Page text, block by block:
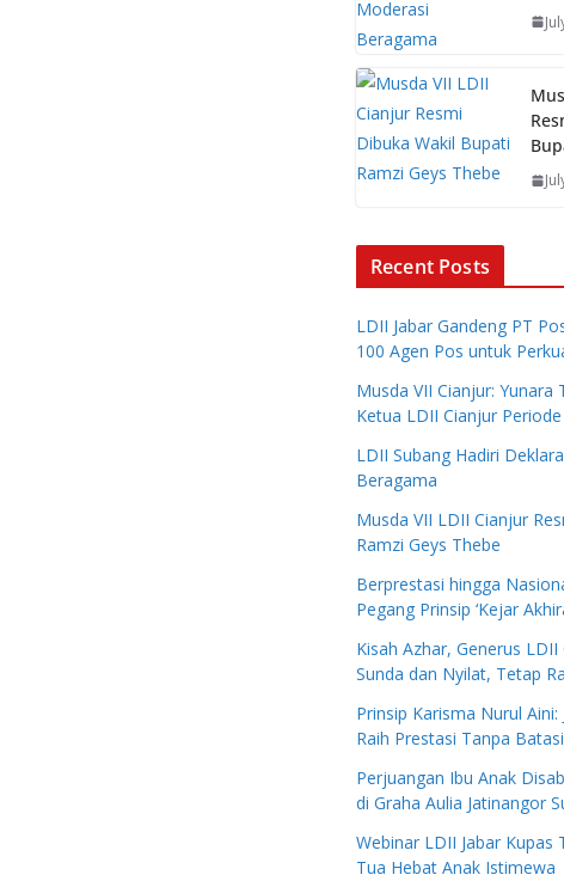
Recent Posts
LDII Jabar Gandeng PT
100 Agen Pos untuk
Musda VII Cianjur: Yunara
Ketua LDII Cianjur
LDII Subang Hadiri
Beragama
Musda VII LDII Cianjur
Ramzi Geys Thebe
Berprestasi hingga
Pegang Prinsip ‘Kejar
Kisah Azhar, Generus
Sunda dan Nyilat, Tetap
Prinsip Karisma Nurul
Raih Prestasi Tanpa
Perjuangan Ibu Anak
di Graha Aulia Jatinangor
Webinar LDII Jabar Kupas
Tua Hebat Anak Istimewa